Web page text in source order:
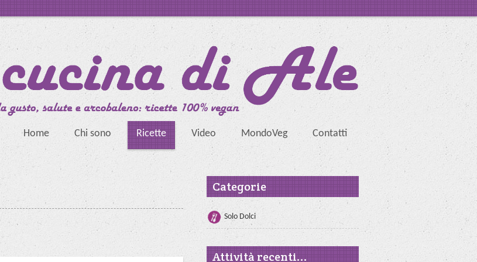
Home Chi sono Ricette Video MondoVeg Contatti
Categorie
Solo Dolci
Attività recenti...